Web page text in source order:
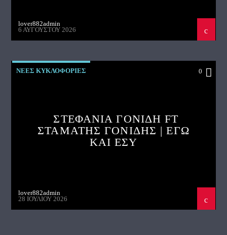
lover882admin
6 ΑΥΓΟΎΣΤΟΥ 2026
ΝΕΕΣ ΚΥΚΛΟΦΟΡΙΕΣ 0
ΣΤΕΦΑΝΙΑ ΓΟΝΙΔΗ FT
ΣΤΑΜΑΤΗΣ ΓΟΝΙΔΗΣ | ΕΓΩ
ΚΑΙ ΕΣΥ
lover882admin
28 ΙΟΥΛΊΟΥ 2026